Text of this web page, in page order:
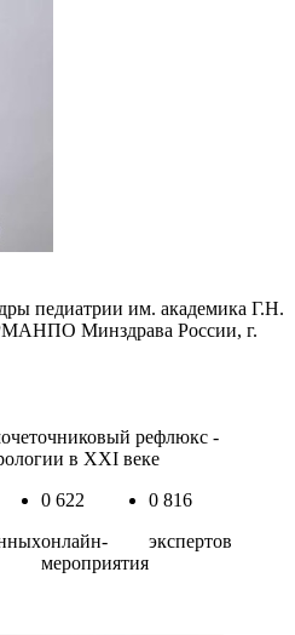
педиатрии им. академика Г.Н.
Минздрава России, г.
рефлюкс -
в XXI веке
0 622
онлайн-
мероприятия
0 816
экспертов